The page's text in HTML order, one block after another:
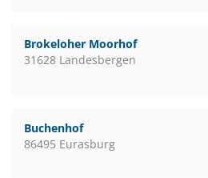
Brokeloher Moorhof
31628 Landesbergen
Buchenhof
86495 Eurasburg